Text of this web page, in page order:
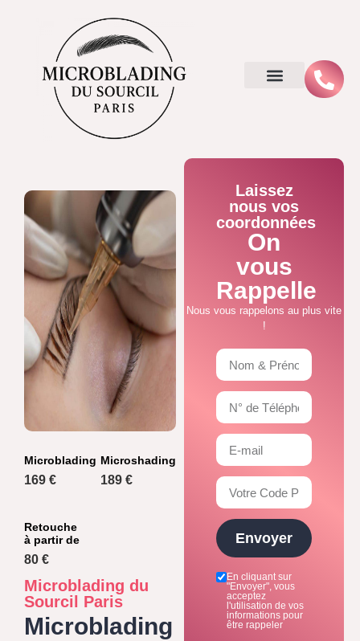
Microblading
169 €
Microshading
189 €
Retouche
à partir de
80 €
Microblading du
Sourcil Paris
Microblading
Laissez
nous vos
coordonnées
On
vous
Rappelle
Nous vous rappelons au plus vite
!
En cliquant sur
"Envoyer", vous
acceptez
l'utilisation de vos
informations pour
être rappeler
Envoyer